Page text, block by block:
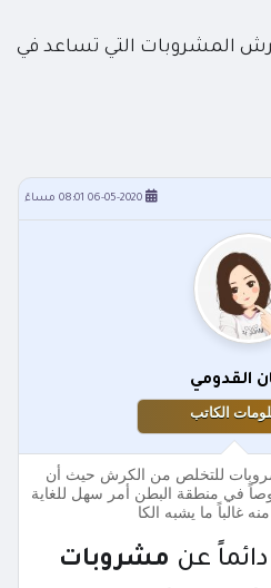
المشروبات التي تساعد في
06-05-2020 08:01 مساءً
القدومي
الكاتب
للتخلص من الكرش حيث أن
في منطقة البطن أمر سهل للغاية
غالباً ما يشبه الكا
عن مشروبات